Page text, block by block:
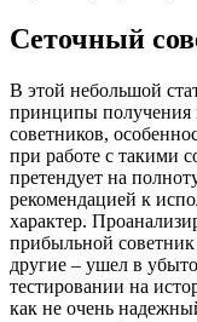
Сеточный
В этой небольшой
принципы получения
советников,
при работе с такими
претендует на
рекомендацией к
характер.
прибыльной
другие – ушел в
тестировании на
как не очень